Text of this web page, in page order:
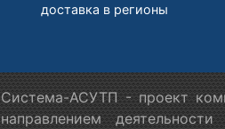
доставка в регионы
Система-АСУТП - проект
направлением